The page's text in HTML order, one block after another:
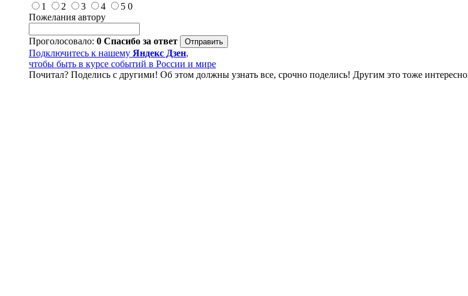
1
2 3 4 5 0
Пожелания автору
Проголосовало: 0 Спасибо за ответ
Подключитесь к нашему Яндекс Дзен,
чтобы быть в курсе событий в России и мире
Почитал? Поделись с другими! Об этом должны узнать все, срочно поделись! Другим это тоже интересно